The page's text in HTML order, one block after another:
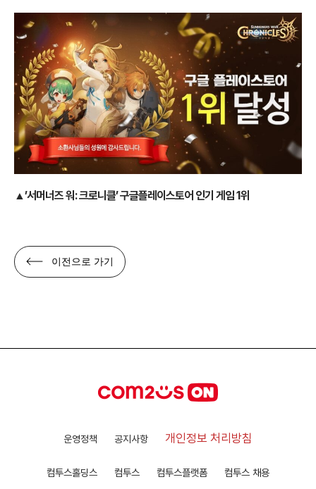
▲’서머너즈 워: 크로니클’ 구글플레이스토어 인기 게임 1위
이전으로 가기
운영정책 공지사항 개인정보 처리방침
컴투스홀딩스 컴투스 컴투스플랫폼 컴투스 채용